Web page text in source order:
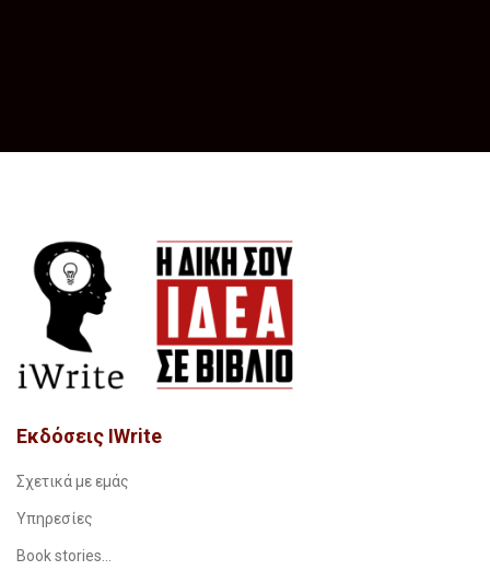
Εκδόσεις IWrite
Σχετικά με εμάς
Υπηρεσίες
Book stories…